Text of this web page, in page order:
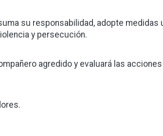
su responsabilidad, adopte
y persecución.
agredido y evaluará las